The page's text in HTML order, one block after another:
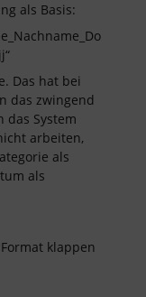
als Basis:
Das hat bei
das zwingend
das System
arbeiten,
als
als
klappen